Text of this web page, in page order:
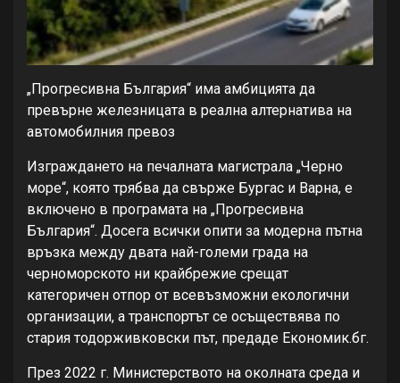
„Прогресивна България“ има амбицията да
превърне железницата в реална алтернатива на
автомобилния превоз
Изграждането на печалната магистрала „Черно
море“, която трябва да свърже Бургас и Варна, е
включено в програмата на „Прогресивна
България“. Досега всички опити за модерна пътна
връзка между двата най-големи града на
черноморското ни крайбрежие срещат
категоричен отпор от всевъзможни екологични
организации, а транспортът се осъществява по
стария тодорживковски път, предаде Економик.бг.
През 2022 г. Министерството на околната среда и